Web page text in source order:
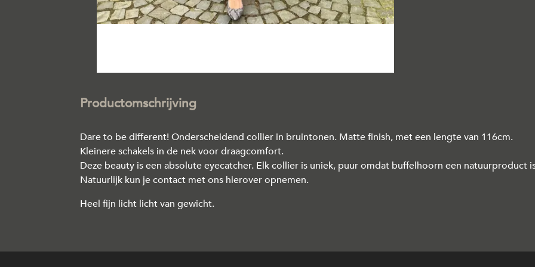
Productomschrijving
Dare to be different! Onderscheidend collier in bruintonen. Matte finish, met een lengte van 116cm.
Kleinere schakels in de nek voor draagcomfort.
Deze beauty is een absolute eyecatcher. Elk collier is uniek, puur omdat buffelhoorn een natuurproduct
Natuurlijk kun je contact met ons hierover opnemen.
Heel fijn licht licht van gewicht.